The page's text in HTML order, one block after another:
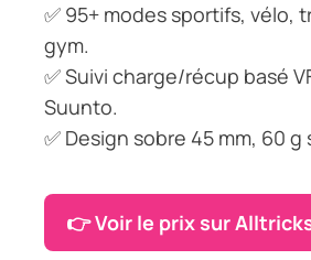
✅ 95+ modes sportifs, vélo,
gym.
✅ Suivi charge/récup basé
Suunto.
✅ Design sobre 45 mm, 60
👉 Voir le prix sur